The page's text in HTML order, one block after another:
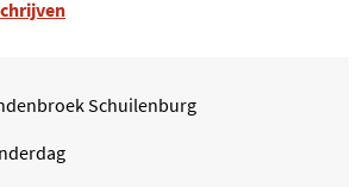
Schuilenburg